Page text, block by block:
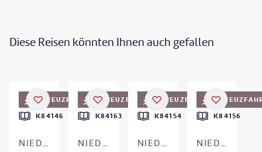
Diese Reisen könnten Ihnen auch gefallen
FRÜHBUCHER-VORTEIL
KREUZFAHRT
K84146
NIEDERLANDE - HANSEROUTE
FRÜHBUCHER-VORTEIL
KREUZFAHRT
K84163
NIEDERLANDE - SÜDROUTE
FRÜHBUCHER-VORTEIL
KREUZFAHRT
K84154
NIEDERLANDE & BELGIEN
K84156
NIEDERLANDE - ZEELAND